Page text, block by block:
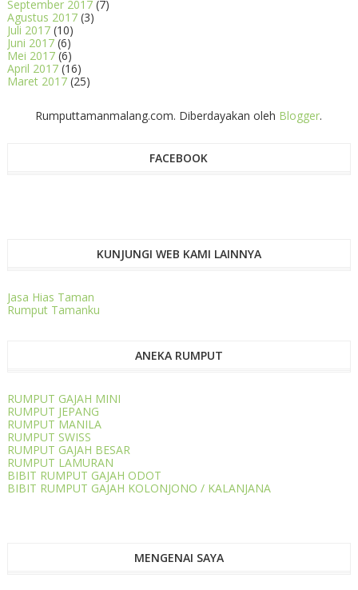
September 2017(7)
Agustus 2017(3)
Juli 2017(10)
Juni 2017(6)
Mei 2017(6)
April 2017(16)
Maret 2017(25)
Rumputtamanmalang.com. Diberdayakan oleh Blogger.
FACEBOOK
KUNJUNGI WEB KAMI LAINNYA
Jasa Hias Taman
Rumput Tamanku
ANEKA RUMPUT
RUMPUT GAJAH MINI
RUMPUT JEPANG
RUMPUT MANILA
RUMPUT SWISS
RUMPUT GAJAH BESAR
RUMPUT LAMURAN
BIBIT RUMPUT GAJAH ODOT
BIBIT RUMPUT GAJAH KOLONJONO / KALANJANA
MENGENAI SAYA